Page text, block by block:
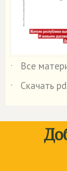
˙
Все
˙
Скачать